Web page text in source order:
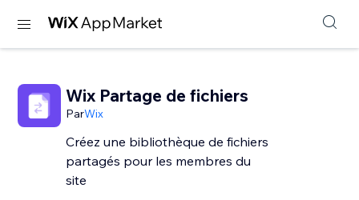
Wix Partage de fichiers
ParWix
Créez une bibliothèque de fichiers
partagés pour les membres du
site